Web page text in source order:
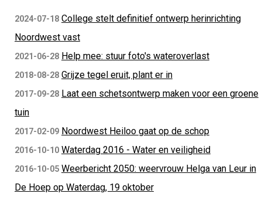
2024-07-18 College stelt definitief ontwerp herinrichting
Noordwest vast
2021-06-28 Help mee: stuur foto's wateroverlast
2018-08-28 Grijze tegel eruit, plant er in
2017-09-28 Laat een schetsontwerp maken voor een groene
tuin
2017-02-09 Noordwest Heiloo gaat op de schop
2016-10-10 Waterdag 2016 - Water en veiligheid
2016-10-05 Weerbericht 2050: weervrouw Helga van Leur in
De Hoep op Waterdag, 19 oktober